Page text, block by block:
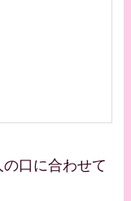
口に合わせて